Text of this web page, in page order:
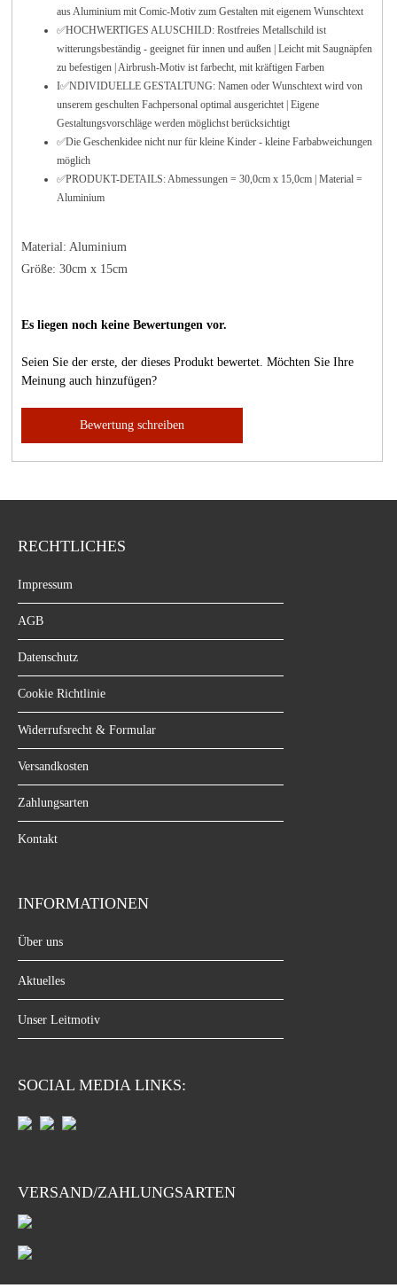
aus Aluminium mit Comic-Motiv zum Gestalten mit eigenem Wunschtext
✅HOCHWERTIGES ALUSCHILD: Rostfreies Metallschild ist
witterungsbeständig - geeignet für innen und außen | Leicht mit Saugnäpfen
zu befestigen | Airbrush-Motiv ist farbecht, mit kräftigen Farben
I✅NDIVIDUELLE GESTALTUNG: Namen oder Wunschtext wird von
unserem geschulten Fachpersonal optimal ausgerichtet | Eigene
Gestaltungsvorschläge werden möglichst berücksichtigt
✅Die Geschenkidee nicht nur für kleine Kinder - kleine Farbabweichungen
möglich
✅PRODUKT-DETAILS: Abmessungen = 30,0cm x 15,0cm | Material =
Aluminium
Material: Aluminium
Größe: 30cm x 15cm
Es liegen noch keine Bewertungen vor.
Seien Sie der erste, der dieses Produkt bewertet. Möchten Sie Ihre
Meinung auch hinzufügen?
Bewertung schreiben
RECHTLICHES
Impressum
AGB
Datenschutz
Cookie Richtlinie
Widerrufsrecht & Formular
Versandkosten
Zahlungsarten
Kontakt
INFORMATIONEN
Über uns
Aktuelles
Unser Leitmotiv
SOCIAL MEDIA LINKS:
VERSAND/ZAHLUNGSARTEN